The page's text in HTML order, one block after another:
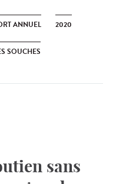
ANNUEL 2020
SOUCHES
sans